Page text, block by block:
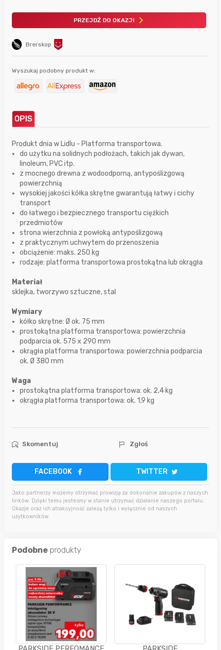
Brerskop
PRZEJDŹ DO OKAZJI
Wyszukaj podobny produkt w:
OPIS
Produkt dnia w Lidlu - Platforma transportowa.
do użytku na solidnych podłożach, takich jak dywan,
linoleum, PVC itp.
z mocnego drewna z wodoodporną, antypoślizgową
powierzchnią
wysokiej jakości kółka skrętne gwarantują łatwy i cichy
transport
do łatwego i bezpiecznego transportu ciężkich
przedmiotów
strona wierzchnia z powłoką antypoślizgową
z praktycznym uchwytem do przenoszenia
obciążenie: maks. 250 kg
rodzaje: platforma transportowa prostokątna lub okrągła
Materiał
sklejka, tworzywo sztuczne, stal
Wymiary
kółko skrętne: Ø ok. 75 mm
prostokątna platforma transportowa: powierzchnia
podparcia ok. 575 x 290 mm
okrągła platforma transportowa: powierzchnia podparcia
ok. Ø 380 mm
Waga
prostokątna platforma transportowa: ok. 2,4 kg
okrągła platforma transportowa: ok. 1,9 kg
Skomentuj Zgłoś
FACEBOOK TWITTER
Jako partnerzy możemy otrzymać prowizję za dokonanie zakupów z naszych
linków. Dzięki temu jesteśmy w stanie utrzymać działanie naszego portalu.
Okazje oraz ich atrakcyjność zależą tylko i wyłącznie od naszych
użytkowników.
Podobne produkty